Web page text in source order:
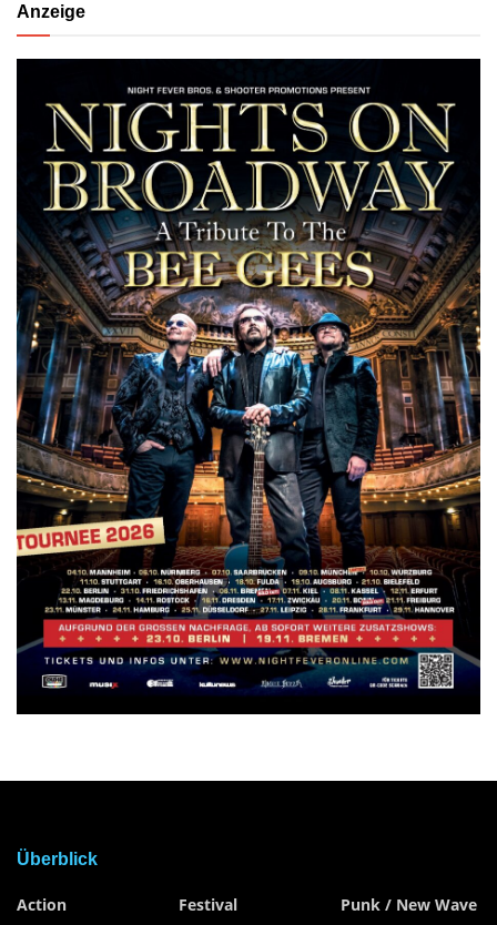
Anzeige
Überblick
Action
Festival
Punk / New Wave